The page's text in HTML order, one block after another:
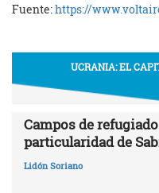
Fuente:https://
UCRANIA: EL
Campos de
particularidad de
Lidón Soriano